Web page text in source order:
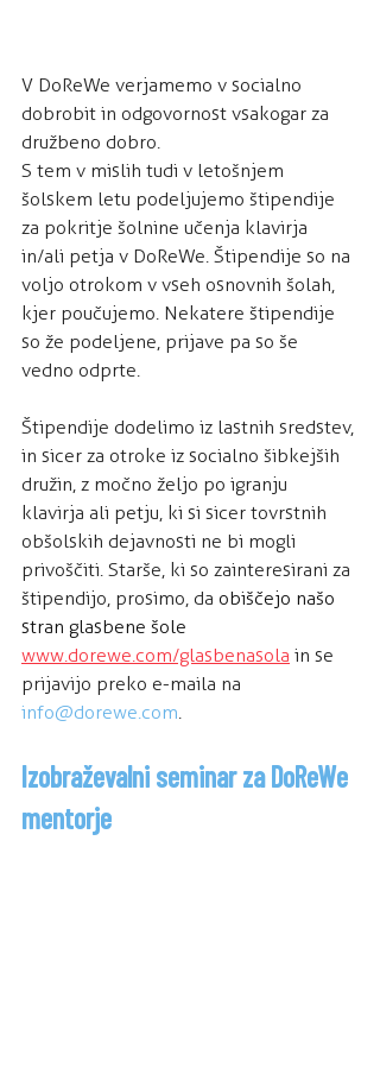
V DoReWe verjamemo v socialno
dobrobit in odgovornost vsakogar za
družbeno dobro.
S tem v mislih tudi v letošnjem
šolskem letu podeljujemo štipendije
za pokritje šolnine učenja klavirja
in/ali petja v DoReWe. Štipendije so na
voljo otrokom v vseh osnovnih šolah,
kjer poučujemo. Nekatere štipendije
so že podeljene, prijave pa so še
vedno odprte.
Štipendije dodelimo iz lastnih sredstev,
in sicer za otroke iz socialno šibkejših
družin, z močno željo po igranju
klavirja ali petju, ki si sicer tovrstnih
obšolskih dejavnosti ne bi mogli
privoščiti. Starše, ki so zainteresirani za
štipendijo, prosimo, da obiščejo našo
stran glasbene šole
www.dorewe.com/glasbenasola in se
prijavijo preko e-maila na
info@dorewe.com.
Izobraževalni seminar za DoReWe
mentorje